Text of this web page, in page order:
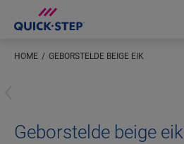
HOME GEBORSTELDE BEIGE EIK
Geborstelde beige eik